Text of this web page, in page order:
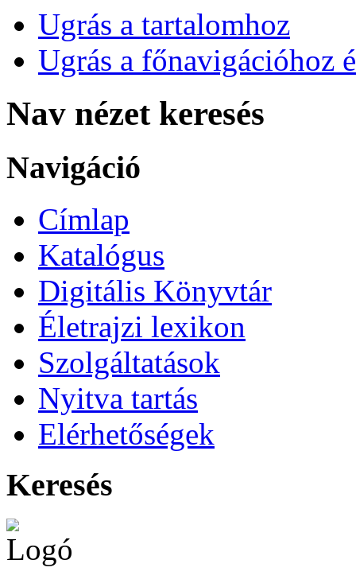
Ugrás a tartalomhoz
Ugrás a főnavigációhoz
Nav nézet keresés
Navigáció
Címlap
Katalógus
Digitális Könyvtár
Életrajzi lexikon
Szolgáltatások
Nyitva tartás
Elérhetőségek
Keresés